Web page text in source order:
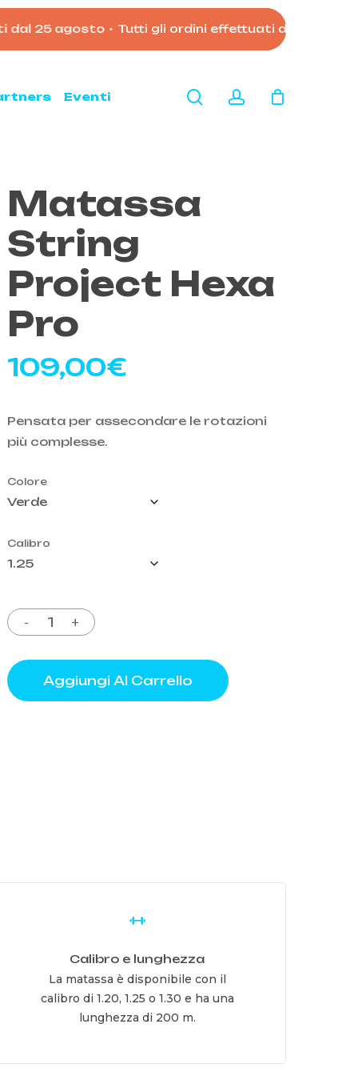
agosto • Tutti gli ordini effettuati dopo le 11:00
Eventi searchaccount
Matassa
String
Project Hexa
Pro
109,00€
Pensata per assecondare le rotazioni
più complesse.
Colore
Calibro
Aggiungi Al Carrello
Calibro e lunghezza
La matassa è disponibile con il
calibro di 1.20, 1.25 o 1.30 e ha una
lunghezza di 200 m.